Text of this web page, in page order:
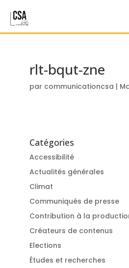
rlt-bqut-zne
par communicationcsa |
Catégories
Accessibilité
Actualités générales
Climat
Communiqués de presse
Contribution à la
Créateurs de contenus
Elections
Études et recherches